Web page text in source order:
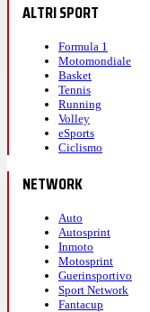
ALTRI SPORT
Formula 1
Motomondiale
Basket
Tennis
Running
Volley
eSports
Ciclismo
NETWORK
Auto
Autosprint
Inmoto
Motosprint
Guerinsportivo
Sport Network
Fantacup